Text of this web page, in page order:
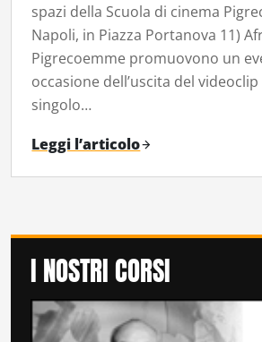
spazi della Scuola di cinema
Napoli, in Piazza Portanova 11)
Pigrecoemme promuovono un
occasione dell’uscita del
singolo…
Leggi l’articolo
I NOSTRI CORSI